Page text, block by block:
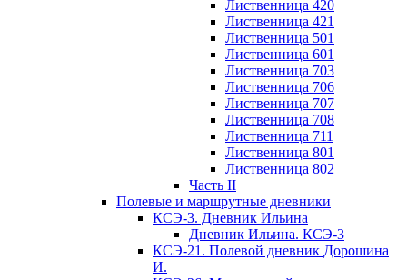
Лиственница 420
Лиственница 421
Лиственница 501
Лиственница 601
Лиственница 703
Лиственница 706
Лиственница 707
Лиственница 708
Лиственница 711
Лиственница 801
Лиственница 802
Часть II
Полевые и маршрутные дневники
КСЭ-3. Дневник Ильина
Дневник Ильина. КСЭ-3
КСЭ-21. Полевой дневник Дорошина
И.